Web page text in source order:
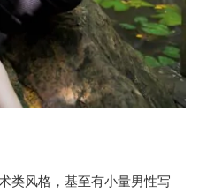
类风格，基至有小量男性写